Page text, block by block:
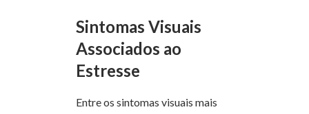
Sintomas Visuais
Associados ao
Estresse
Entre os sintomas visuais mais